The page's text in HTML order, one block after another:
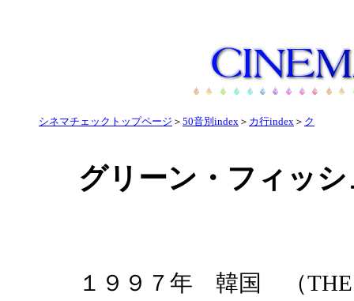
シネマチェックトップページ ＞ 50音別index ＞ カ行index ＞ ク
グリーン・フィッシ
１９９７年 韓国 （THE